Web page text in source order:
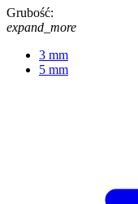
Grubość:
expand_more
3 mm
5 mm